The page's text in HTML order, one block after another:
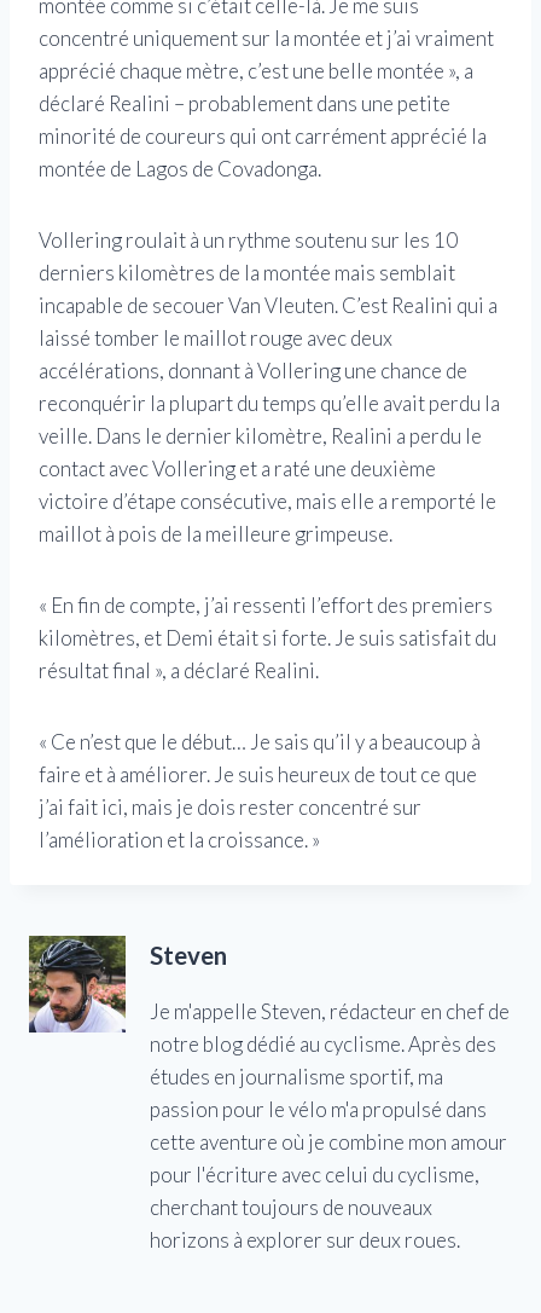
concentré uniquement sur la montée et j’ai vraiment
apprécié chaque mètre, c’est une belle montée », a
déclaré Realini – probablement dans une petite
minorité de coureurs qui ont carrément apprécié la
montée de Lagos de Covadonga.
Vollering roulait à un rythme soutenu sur les 10
derniers kilomètres de la montée mais semblait
incapable de secouer Van Vleuten. C’est Realini qui a
laissé tomber le maillot rouge avec deux
accélérations, donnant à Vollering une chance de
reconquérir la plupart du temps qu’elle avait perdu la
veille. Dans le dernier kilomètre, Realini a perdu le
contact avec Vollering et a raté une deuxième
victoire d’étape consécutive, mais elle a remporté le
maillot à pois de la meilleure grimpeuse.
« En fin de compte, j’ai ressenti l’effort des premiers
kilomètres, et Demi était si forte. Je suis satisfait du
résultat final », a déclaré Realini.
« Ce n’est que le début… Je sais qu’il y a beaucoup à
faire et à améliorer. Je suis heureux de tout ce que
j’ai fait ici, mais je dois rester concentré sur
l’amélioration et la croissance. »
Steven
Je m'appelle Steven, rédacteur en chef de
notre blog dédié au cyclisme. Après des
études en journalisme sportif, ma
passion pour le vélo m'a propulsé dans
cette aventure où je combine mon amour
pour l'écriture avec celui du cyclisme,
cherchant toujours de nouveaux
horizons à explorer sur deux roues.